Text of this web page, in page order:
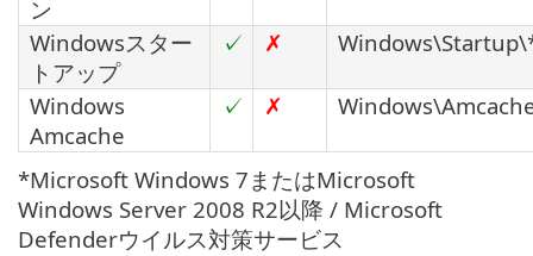
ン
Windowsスター
トアップ
✓ ✗
Windows
Amcache
✓ ✗
*Microsoft Windows 7またはMicrosoft
Windows Server 2008 R2以降 / Microsoft
Defenderウイルス対策サービス